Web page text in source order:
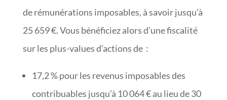
de rémunérations imposables, à savoir jusqu’à
25 659 €. Vous bénéficiez alors d’une fiscalité
sur les plus-values d’actions de :
17,2 % pour les revenus imposables des
contribuables jusqu’à 10 064 € au lieu de 30